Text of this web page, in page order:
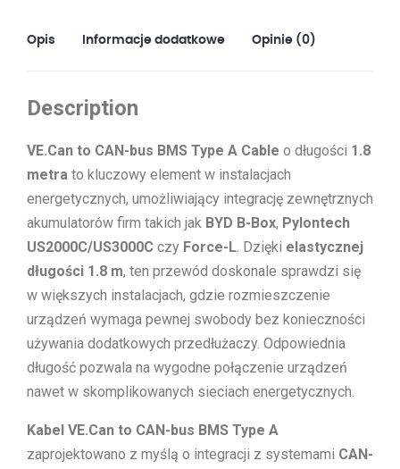
Cable
Opis Informacje dodatkowe Opinie (0)
Description
VE.Can to CAN-bus BMS Type A Cable o długości 1.8
metra to kluczowy element w instalacjach
energetycznych, umożliwiający integrację zewnętrznych
akumulatorów firm takich jak BYD B-Box, Pylontech
US2000C/US3000C czy Force-L. Dzięki elastycznej
długości 1.8 m, ten przewód doskonale sprawdzi się
w większych instalacjach, gdzie rozmieszczenie
urządzeń wymaga pewnej swobody bez konieczności
używania dodatkowych przedłużaczy. Odpowiednia
długość pozwala na wygodne połączenie urządzeń
nawet w skomplikowanych sieciach energetycznych.
Kabel VE.Can to CAN-bus BMS Type A
zaprojektowano z myślą o integracji z systemami CAN-